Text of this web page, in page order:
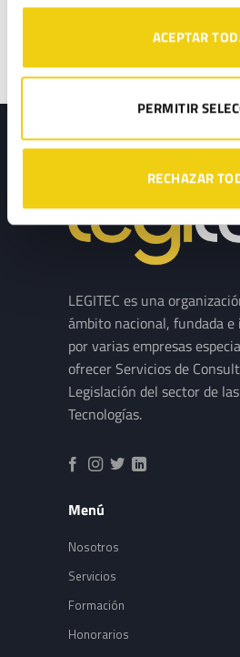
ACEPTAR
PERMITIR
RECHAZAR
LEGITEC es una
ámbito nacional, fundada e
por varias empresas
ofrecer Servicios de
Legislación del sector de
Tecnologías.
Menú
Nosotros
Servicios
Formación
Honorarios